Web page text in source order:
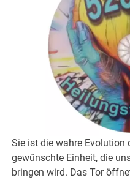
Sie ist die wahre Evolution
gewünschte Einheit, die
bringen wird. Das Tor